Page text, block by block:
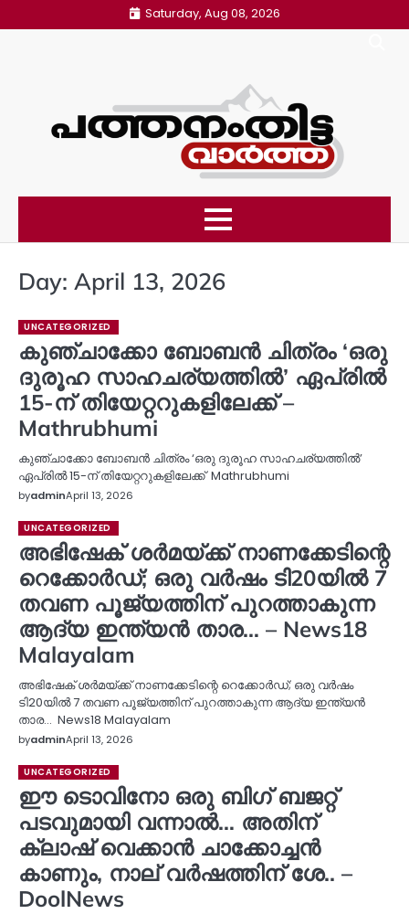
to
Saturday, Aug 08, 2026
Day: April 13, 2026
UNCATEGORIZED
കുഞ്ചാക്കോ ബോബൻ ചിത്രം ‘ഒരു
ദുരൂഹ സാഹചര്യത്തിൽ’ ഏപ്രിൽ
15-ന് തിയേറ്ററുകളിലേക്ക് –
Mathrubhumi
കുഞ്ചാക്കോ ബോബൻ ചിത്രം ‘ഒരു ദുരൂഹ സാഹചര്യത്തിൽ’
ഏപ്രിൽ 15-ന് തിയേറ്ററുകളിലേക്ക് Mathrubhumi
byadminApril 13, 2026
UNCATEGORIZED
അഭിഷേക് ശർമയ്ക്ക് നാണക്കേടിന്റെ
റെക്കോർഡ്; ഒരു വർഷം ടി20യിൽ 7
തവണ പൂജ്യത്തിന് പുറത്താകുന്ന
ആദ്യ ഇന്ത്യൻ താര… – News18
Malayalam
അഭിഷേക് ശർമയ്ക്ക് നാണക്കേടിന്റെ റെക്കോർഡ്; ഒരു വർഷം
ടി20യിൽ 7 തവണ പൂജ്യത്തിന് പുറത്താകുന്ന ആദ്യ ഇന്ത്യൻ
താര… News18 Malayalam
byadminApril 13, 2026
UNCATEGORIZED
ഈ ടൊവിനോ ഒരു ബിഗ് ബജറ്റ്
പടവുമായി വന്നാല്‍… അതിന്
ക്ലാഷ് വെക്കാന്‍ ചാക്കോച്ചന്‍
കാണും, നാല് വര്‍ഷത്തിന് ശേ.. –
DoolNews